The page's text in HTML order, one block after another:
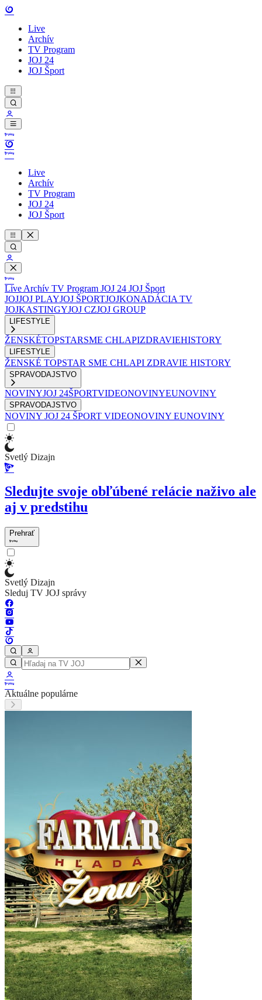
Live
Archív
TV Program
JOJ 24
JOJ Šport
Live
Archív
TV Program
JOJ 24
JOJ Šport
Live Archív TV Program JOJ 24 JOJ Šport
JOJJOJ PLAYJOJ ŠPORTJOJKONADÁCIA TV
JOJKASTINGYJOJ CZJOJ GROUP
LIFESTYLE
ŽENSKÉTOPSTARSME CHLAPIZDRAVIEHISTORY
LIFESTYLE
ŽENSKÉ TOPSTAR SME CHLAPI ZDRAVIE HISTORY
SPRAVODAJSTVO
NOVINYJOJ 24ŠPORTVIDEONOVINYEUNOVINY
SPRAVODAJSTVO
NOVINY JOJ 24 ŠPORT VIDEONOVINY EUNOVINY
Svetlý Dizajn
Sledujte svoje obľúbené relácie naživo ale
aj v predstihu
Prehrať
Svetlý Dizajn
Sleduj TV JOJ správy
Aktuálne populárne